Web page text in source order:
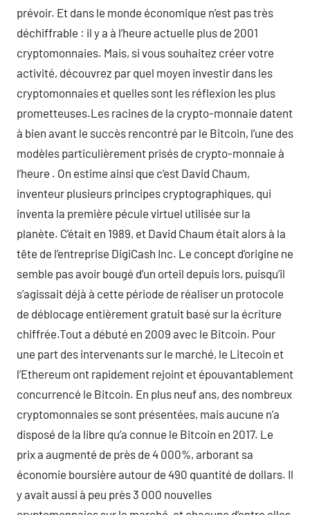
prévoir. Et dans le monde économique n’est pas très
déchiffrable : il y a à l’heure actuelle plus de 2001
cryptomonnaies. Mais, si vous souhaitez créer votre
activité, découvrez par quel moyen investir dans les
cryptomonnaies et quelles sont les réflexion les plus
prometteuses.Les racines de la crypto-monnaie datent
à bien avant le succès rencontré par le Bitcoin, l’une des
modèles particulièrement prisés de crypto-monnaie à
l’heure . On estime ainsi que c’est David Chaum,
inventeur plusieurs principes cryptographiques, qui
inventa la première pécule virtuel utilisée sur la
planète. C’était en 1989, et David Chaum était alors à la
tête de l’entreprise DigiCash Inc. Le concept d’origine ne
semble pas avoir bougé d’un orteil depuis lors, puisqu’il
s’agissait déjà à cette période de réaliser un protocole
de déblocage entièrement gratuit basé sur la écriture
chiffrée.Tout a débuté en 2009 avec le Bitcoin. Pour
une part des intervenants sur le marché, le Litecoin et
l’Ethereum ont rapidement rejoint et épouvantablement
concurrencé le Bitcoin. En plus neuf ans, des nombreux
cryptomonnaies se sont présentées, mais aucune n’a
disposé de la libre qu’a connue le Bitcoin en 2017. Le
prix a augmenté de près de 4 000%, arborant sa
économie boursière autour de 490 quantité de dollars. Il
y avait aussi à peu près 3 000 nouvelles